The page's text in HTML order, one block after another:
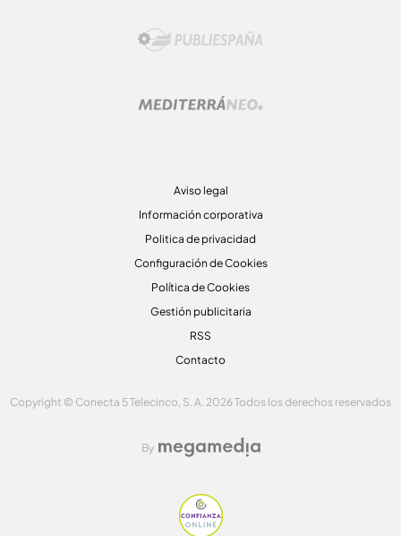
Aviso legal
Información corporativa
Politica de privacidad
Configuración de Cookies
Política de Cookies
Gestión publicitaria
RSS
Contacto
Copyright © Conecta 5 Telecinco, S. A. 2026 Todos los derechos reservados
By